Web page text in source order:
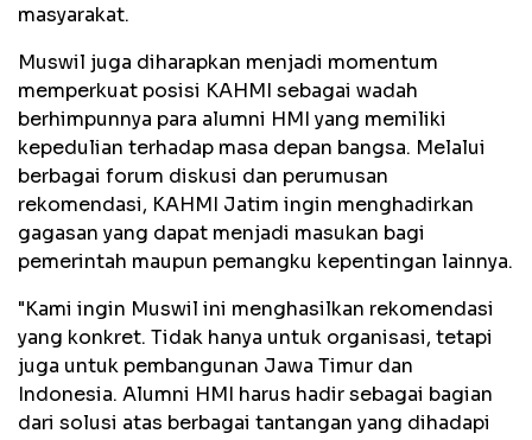
masyarakat.
Muswil juga diharapkan menjadi momentum
memperkuat posisi KAHMI sebagai wadah
berhimpunnya para alumni HMI yang memiliki
kepedulian terhadap masa depan bangsa. Melalui
berbagai forum diskusi dan perumusan
rekomendasi, KAHMI Jatim ingin menghadirkan
gagasan yang dapat menjadi masukan bagi
pemerintah maupun pemangku kepentingan lainnya.
"Kami ingin Muswil ini menghasilkan rekomendasi
yang konkret. Tidak hanya untuk organisasi, tetapi
juga untuk pembangunan Jawa Timur dan
Indonesia. Alumni HMI harus hadir sebagai bagian
dari solusi atas berbagai tantangan yang dihadapi